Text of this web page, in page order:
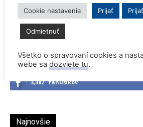
3,382 fanúšikov
Najnovšie
Cookie nastavenia Prijať
Odmietnuť
Všetko o spravovaní cookies a
webe sa dozviete tu.